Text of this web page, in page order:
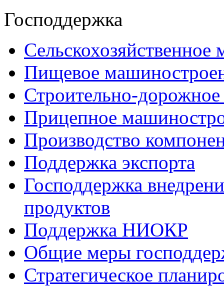
Господдержка
Пищевое
Строительно-
Прицепное
Производство
Поддержка экспорта
Господдержка
продуктов
Поддержка НИОКР
Общие меры
Стратегическое